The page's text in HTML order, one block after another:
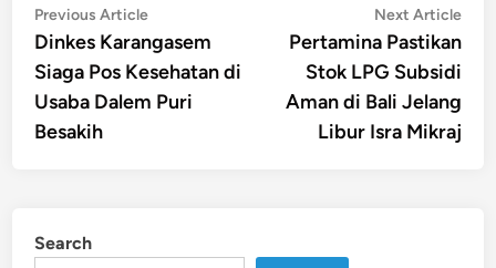
Post
navigation
Previous ArticlePrevious
article:
Dinkes Karangasem
Siaga Pos Kesehatan di
Usaba Dalem Puri
Besakih
Next Article
Pertamina Pastikan
Stok LPG Subsidi
Aman di Bali Jelang
Libur Isra Mikraj
Search